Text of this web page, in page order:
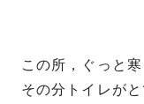
この所，ぐっと
その分トイレが